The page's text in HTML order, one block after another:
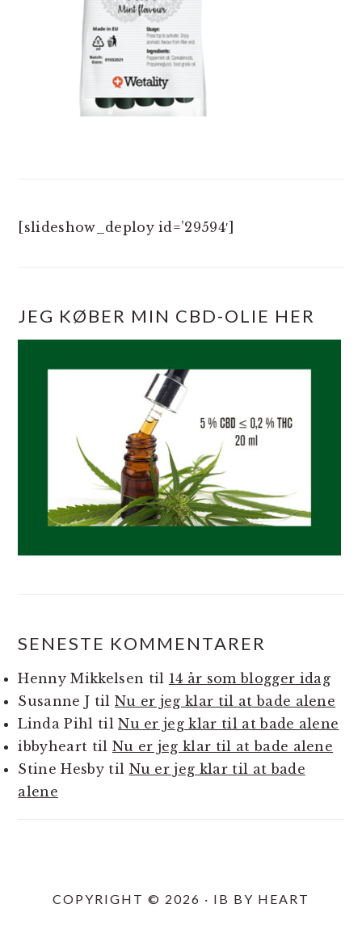
[slideshow_deploy id=’29594′]
JEG KØBER MIN CBD-OLIE HER
SENESTE KOMMENTARER
Henny Mikkelsen til 14 år som blogger idag
Susanne J til Nu er jeg klar til at bade alene
Linda Pihl tilNu er jeg klar til at bade alene
ibbyheart til Nu er jeg klar til at bade alene
Stine Hesbytil Nu er jeg klar til at bade
alene
COPYRIGHT © 2026 · IB BY HEART